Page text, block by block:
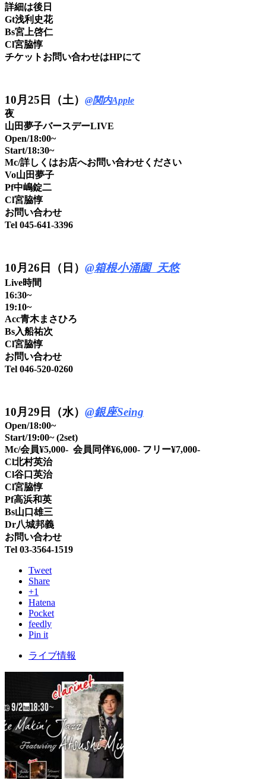
詳細は後日
Gt浅利史花
Bs宮上啓仁
Cl宮脇惇
チケットお問い合わせはHPにて
10月25日（土） @関内Apple
夜
山田夢子バースデーLIVE
Open/18:00~
Start/18:30~
Mc/詳しくはお店へお問い合わせください
Vo山田夢子
Pf中嶋錠二
Cl宮脇惇
お問い合わせ
Tel 045-641-3396
10月26日（日） @箱根小涌園 天悠
Live時間
16:30~
19:10~
Acc青木まさひろ
Bs入船祐次
Cl宮脇惇
お問い合わせ
Tel 046-520-0260
10月29日（水） @銀座Seing
Open/18:00~
Start/19:00~ (2set)
Mc/会員¥5,000- 会員同伴¥6,000- フリー¥7,000-
Cl北村英治
Cl谷口英治
Cl宮脇惇
Pf高浜和英
Bs山口雄三
Dr八城邦義
お問い合わせ
Tel 03-3564-1519
Tweet
Share
+1
Hatena
Pocket
feedly
Pin it
ライブ情報